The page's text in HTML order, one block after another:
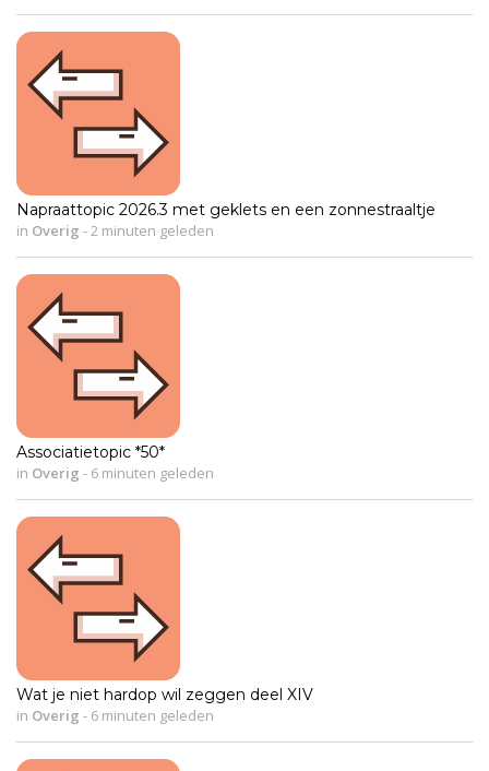
Napraattopic 2026.3 met geklets en een zonnestraaltje
in Overig - 2 minuten geleden
Associatietopic *50*
in Overig - 6 minuten geleden
Wat je niet hardop wil zeggen deel XIV
in Overig - 6 minuten geleden